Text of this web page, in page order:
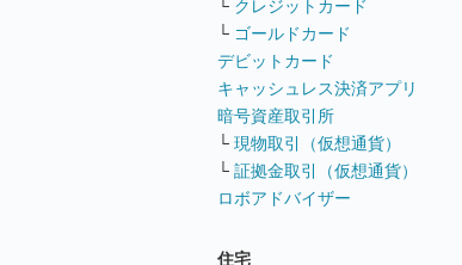
└ クレジットカード
└ ゴールドカード
デビットカード
キャッシュレス決済アプリ
暗号資産取引所
└ 現物取引（仮想通貨）
└ 証拠金取引（仮想通貨）
ロボアドバイザー
住宅